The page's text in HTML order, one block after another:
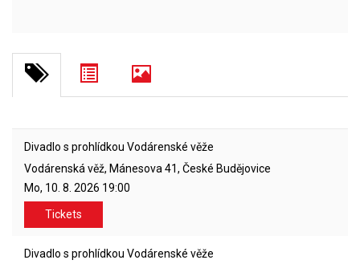
Divadlo s prohlídkou Vodárenské věže
Vodárenská věž, Mánesova 41, České Budějovice
Mo, 10. 8. 2026 19:00
Tickets
Divadlo s prohlídkou Vodárenské věže